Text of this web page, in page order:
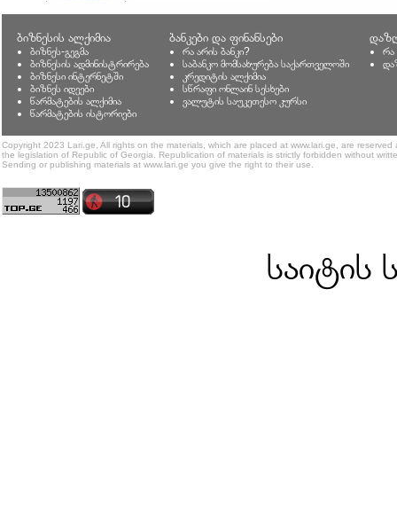
ბიზნესის ალქიმია
ბიზნეს-გეგმა
ბიზნესის ადმინისტრირება
ბიზნესი ინტერნეტში
ბიზნეს იდეები
წარმატების ალქიმია
წარმატების ისტორიები
ბანკები და ფინანსები
რა არის ბანკი?
საბანკო მომსახურება საქართველოში
კრედიტის ალქიმია
სწრაფი ონლაინ სესხები
ვალუტის საუკეთესო კურსი
რა
Copyright 2023 Lari.ge, All rights on the materials, which are placed at www.lari.ge, are
the legislation of Republic of Georgia. Republication of materials is strictly forbidden without
Sending or publishing materials at www.lari.ge you give the right to their use.
საიტის